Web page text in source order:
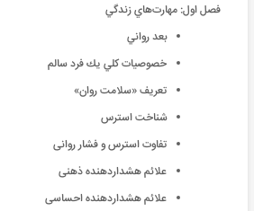
فصل اول: مهارت‌هاي زندگي
بعد رواني
خصوصيات كلي يك فرد سالم
تعریف «سلامت روان»
شناخت استرس
تفاوت استرس و فشار روانی
علائم هشداردهنده ذهنی
علائم هشداردهنده احساسی